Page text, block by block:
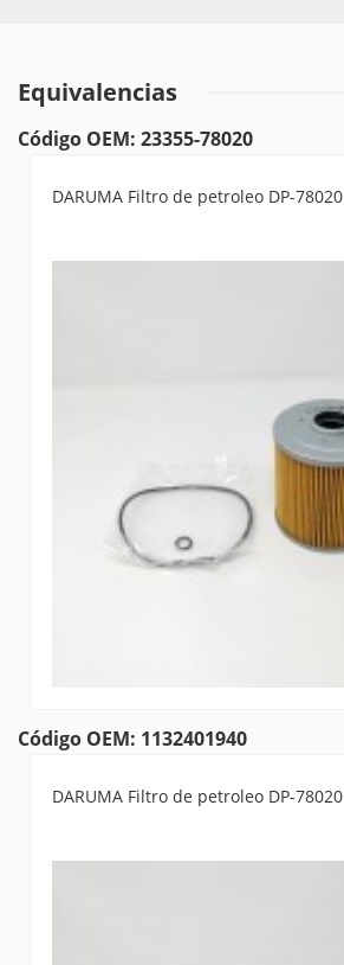
Equivalencias
Código OEM: 23355-78020
DARUMA Filtro de petroleo DP-78020
Código OEM: 1132401940
DARUMA Filtro de petroleo DP-78020